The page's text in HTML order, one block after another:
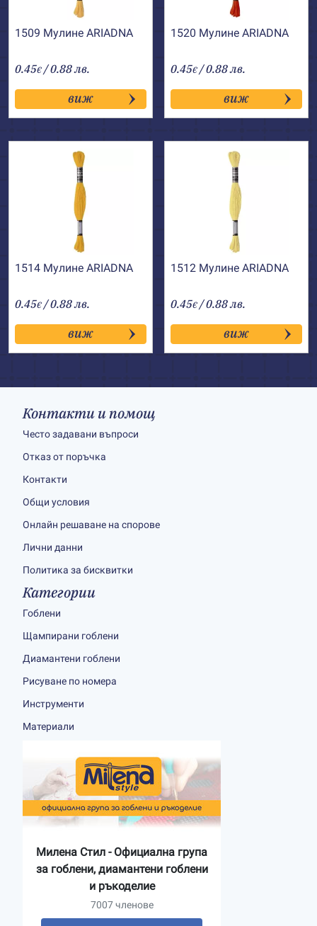
1509 Мулине АRIADNA
0.45€ / 0.88 лв.
виж
1520 Мулине АRIADNA
0.45€ / 0.88 лв.
виж
1514 Мулине АRIADNA
0.45€ / 0.88 лв.
виж
1512 Мулине АRIADNA
0.45€ / 0.88 лв.
виж
Контакти и помощ
Често задавани въпроси
Отказ от поръчка
Контакти
Общи условия
Онлайн решаване на спорове
Лични данни
Политика за бисквитки
Категории
Гоблени
Щампирани гоблени
Диамантени гоблени
Рисуване по номера
Инструменти
Материали
Милена Стил - Официална група
за гоблени, диамантени гоблени
и ръкоделие
7007 членове